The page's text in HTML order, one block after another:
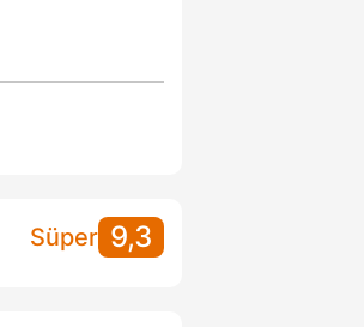
Süper 9,3